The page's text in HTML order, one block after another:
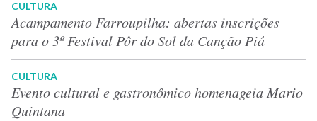
CULTURA
Acampamento Farroupilha: abertas inscrições
para o 3º Festival Pôr do Sol da Canção Piá
CULTURA
Evento cultural e gastronômico homenageia Mario
Quintana